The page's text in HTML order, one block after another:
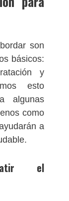
son
básicos:
y
esto
algunas
como
a
el